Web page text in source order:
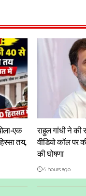
एक
तय,
राहुल गांधी ने की
वीडियो कॉल पर
की घोषणा
4 hours ago